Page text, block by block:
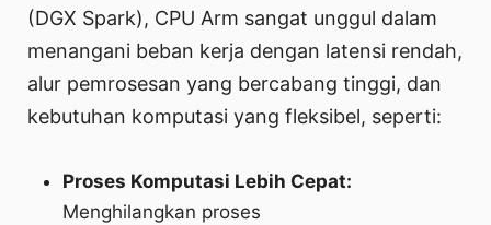
(DGX Spark), CPU Arm sangat unggul dalam
menangani beban kerja dengan latensi rendah,
alur pemrosesan yang bercabang tinggi, dan
kebutuhan komputasi yang fleksibel, seperti:
Proses Komputasi Lebih Cepat:
Menghilangkan proses